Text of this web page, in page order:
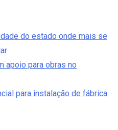
do estado onde mais se
apoio para obras no
para instalação de fábrica